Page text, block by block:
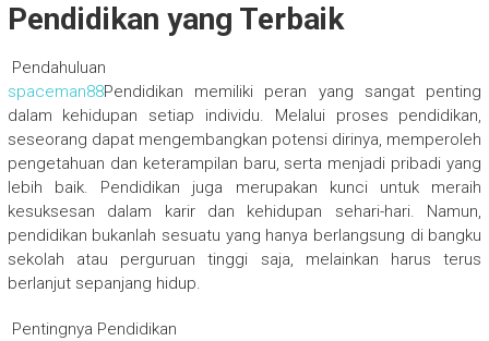
Pendidikan yang Terbaik
Pendahuluan
spaceman88Pendidikan memiliki peran yang sangat penting
dalam kehidupan setiap individu. Melalui proses pendidikan,
seseorang dapat mengembangkan potensi dirinya, memperoleh
pengetahuan dan keterampilan baru, serta menjadi pribadi yang
lebih baik. Pendidikan juga merupakan kunci untuk meraih
kesuksesan dalam karir dan kehidupan sehari-hari. Namun,
pendidikan bukanlah sesuatu yang hanya berlangsung di bangku
sekolah atau perguruan tinggi saja, melainkan harus terus
berlanjut sepanjang hidup.
Pentingnya Pendidikan